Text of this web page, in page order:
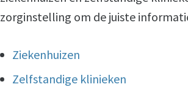
zorginstelling om de juiste
Ziekenhuizen
Zelfstandige klinieken